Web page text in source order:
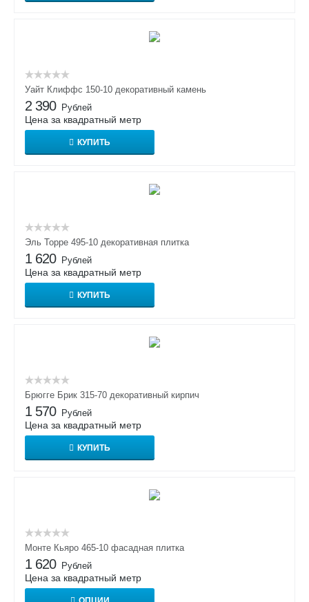
Уайт Клиффс 150-10 декоративный камень
2 390 Рублей
Цена за квадратный метр
КУПИТЬ
Эль Торре 495-10 декоративная плитка
1 620 Рублей
Цена за квадратный метр
КУПИТЬ
Брюгге Брик 315-70 декоративный кирпич
1 570 Рублей
Цена за квадратный метр
КУПИТЬ
Монте Кьяро 465-10 фасадная плитка
1 620 Рублей
Цена за квадратный метр